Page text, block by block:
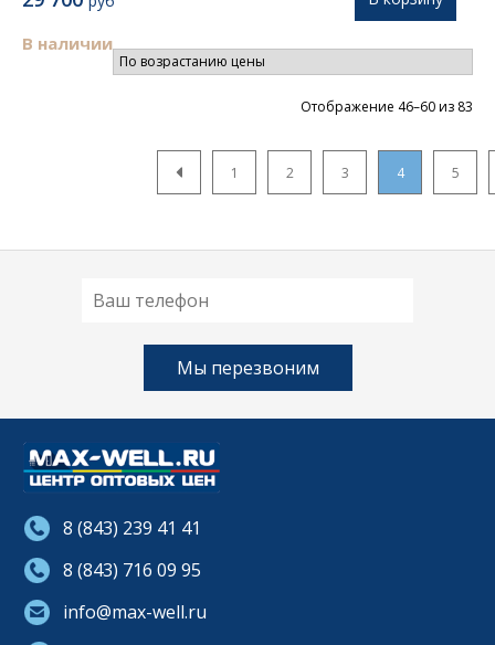
В наличии
Отображение 46–60 из 83
1
2 3 4 5
8 (843) 239 41 41
8 (843) 716 09 95
info@max-well.ru